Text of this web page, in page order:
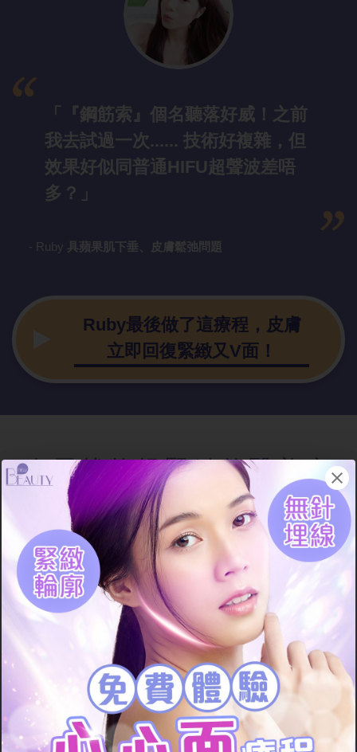
「『鋼筋索』 個名聽落好威！之前
我去試過一次...... 技術好複雜，但
效果好似同普通HIFU超聲波差唔
多？」
- Ruby 具蘋果肌下垂、皮膚鬆弛問題
Ruby最後做了這療程，皮膚
立即回復緊緻又V面！
在尋找拉提緊緻的醫美療
程嗎？CP值最高的療程在
這！